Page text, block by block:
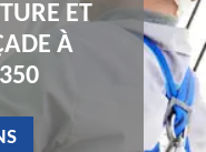
ET
À